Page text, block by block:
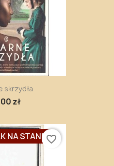
skrzydła
zł
NA STANIEfavorite_border